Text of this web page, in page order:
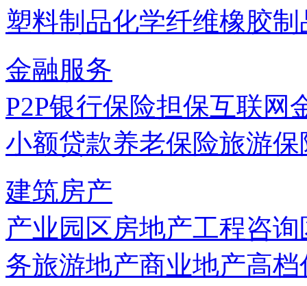
塑料制品化学纤维橡胶制
金融服务
P2P银行保险担保互联网
小额贷款养老保险旅游保
建筑房产
产业园区房地产工程咨询
务旅游地产商业地产高档